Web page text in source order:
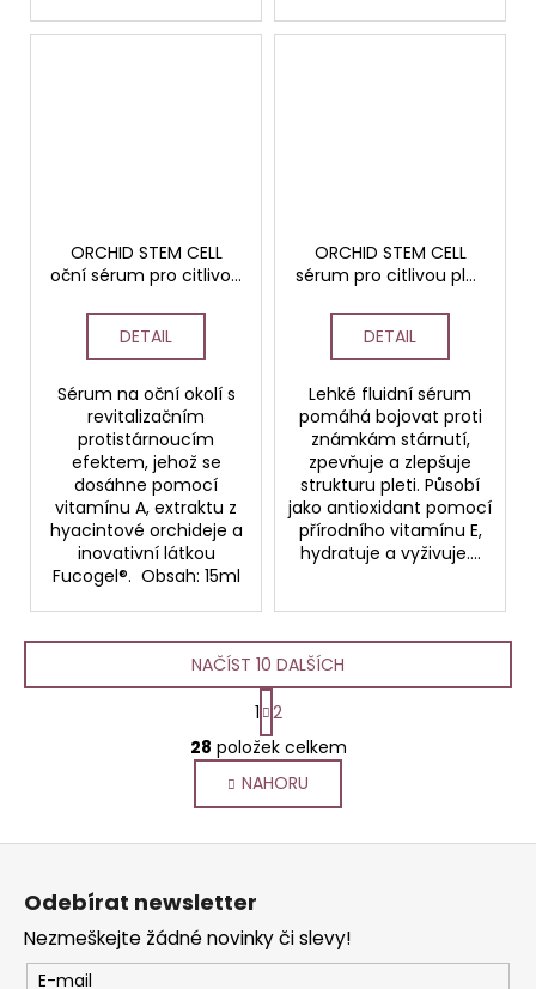
ORCHID STEM CELL
oční sérum pro citlivou
DETAIL
Sérum na oční okolí s
revitalizačním
protistárnoucím
efektem, jehož se
dosáhne pomocí
vitamínu A, extraktu z
hyacintové orchideje a
inovativní látkou
Fucogel®. Obsah: 15ml
ORCHID STEM CELL
sérum pro citlivou pleť
DETAIL
Lehké fluidní sérum
pomáhá bojovat proti
známkám stárnutí,
zpevňuje a zlepšuje
strukturu pleti. Působí
jako antioxidant pomocí
přírodního vitamínu E,
hydratuje a vyživuje....
O
v
l
á
d
p
r
NAČÍST 10 DALŠÍCH
S
t
r
á
n
k
o
í
1 2
28 položek celkem
NAHORU
Odebírat newsletter
Nezmeškejte žádné novinky či slevy!
E-mail